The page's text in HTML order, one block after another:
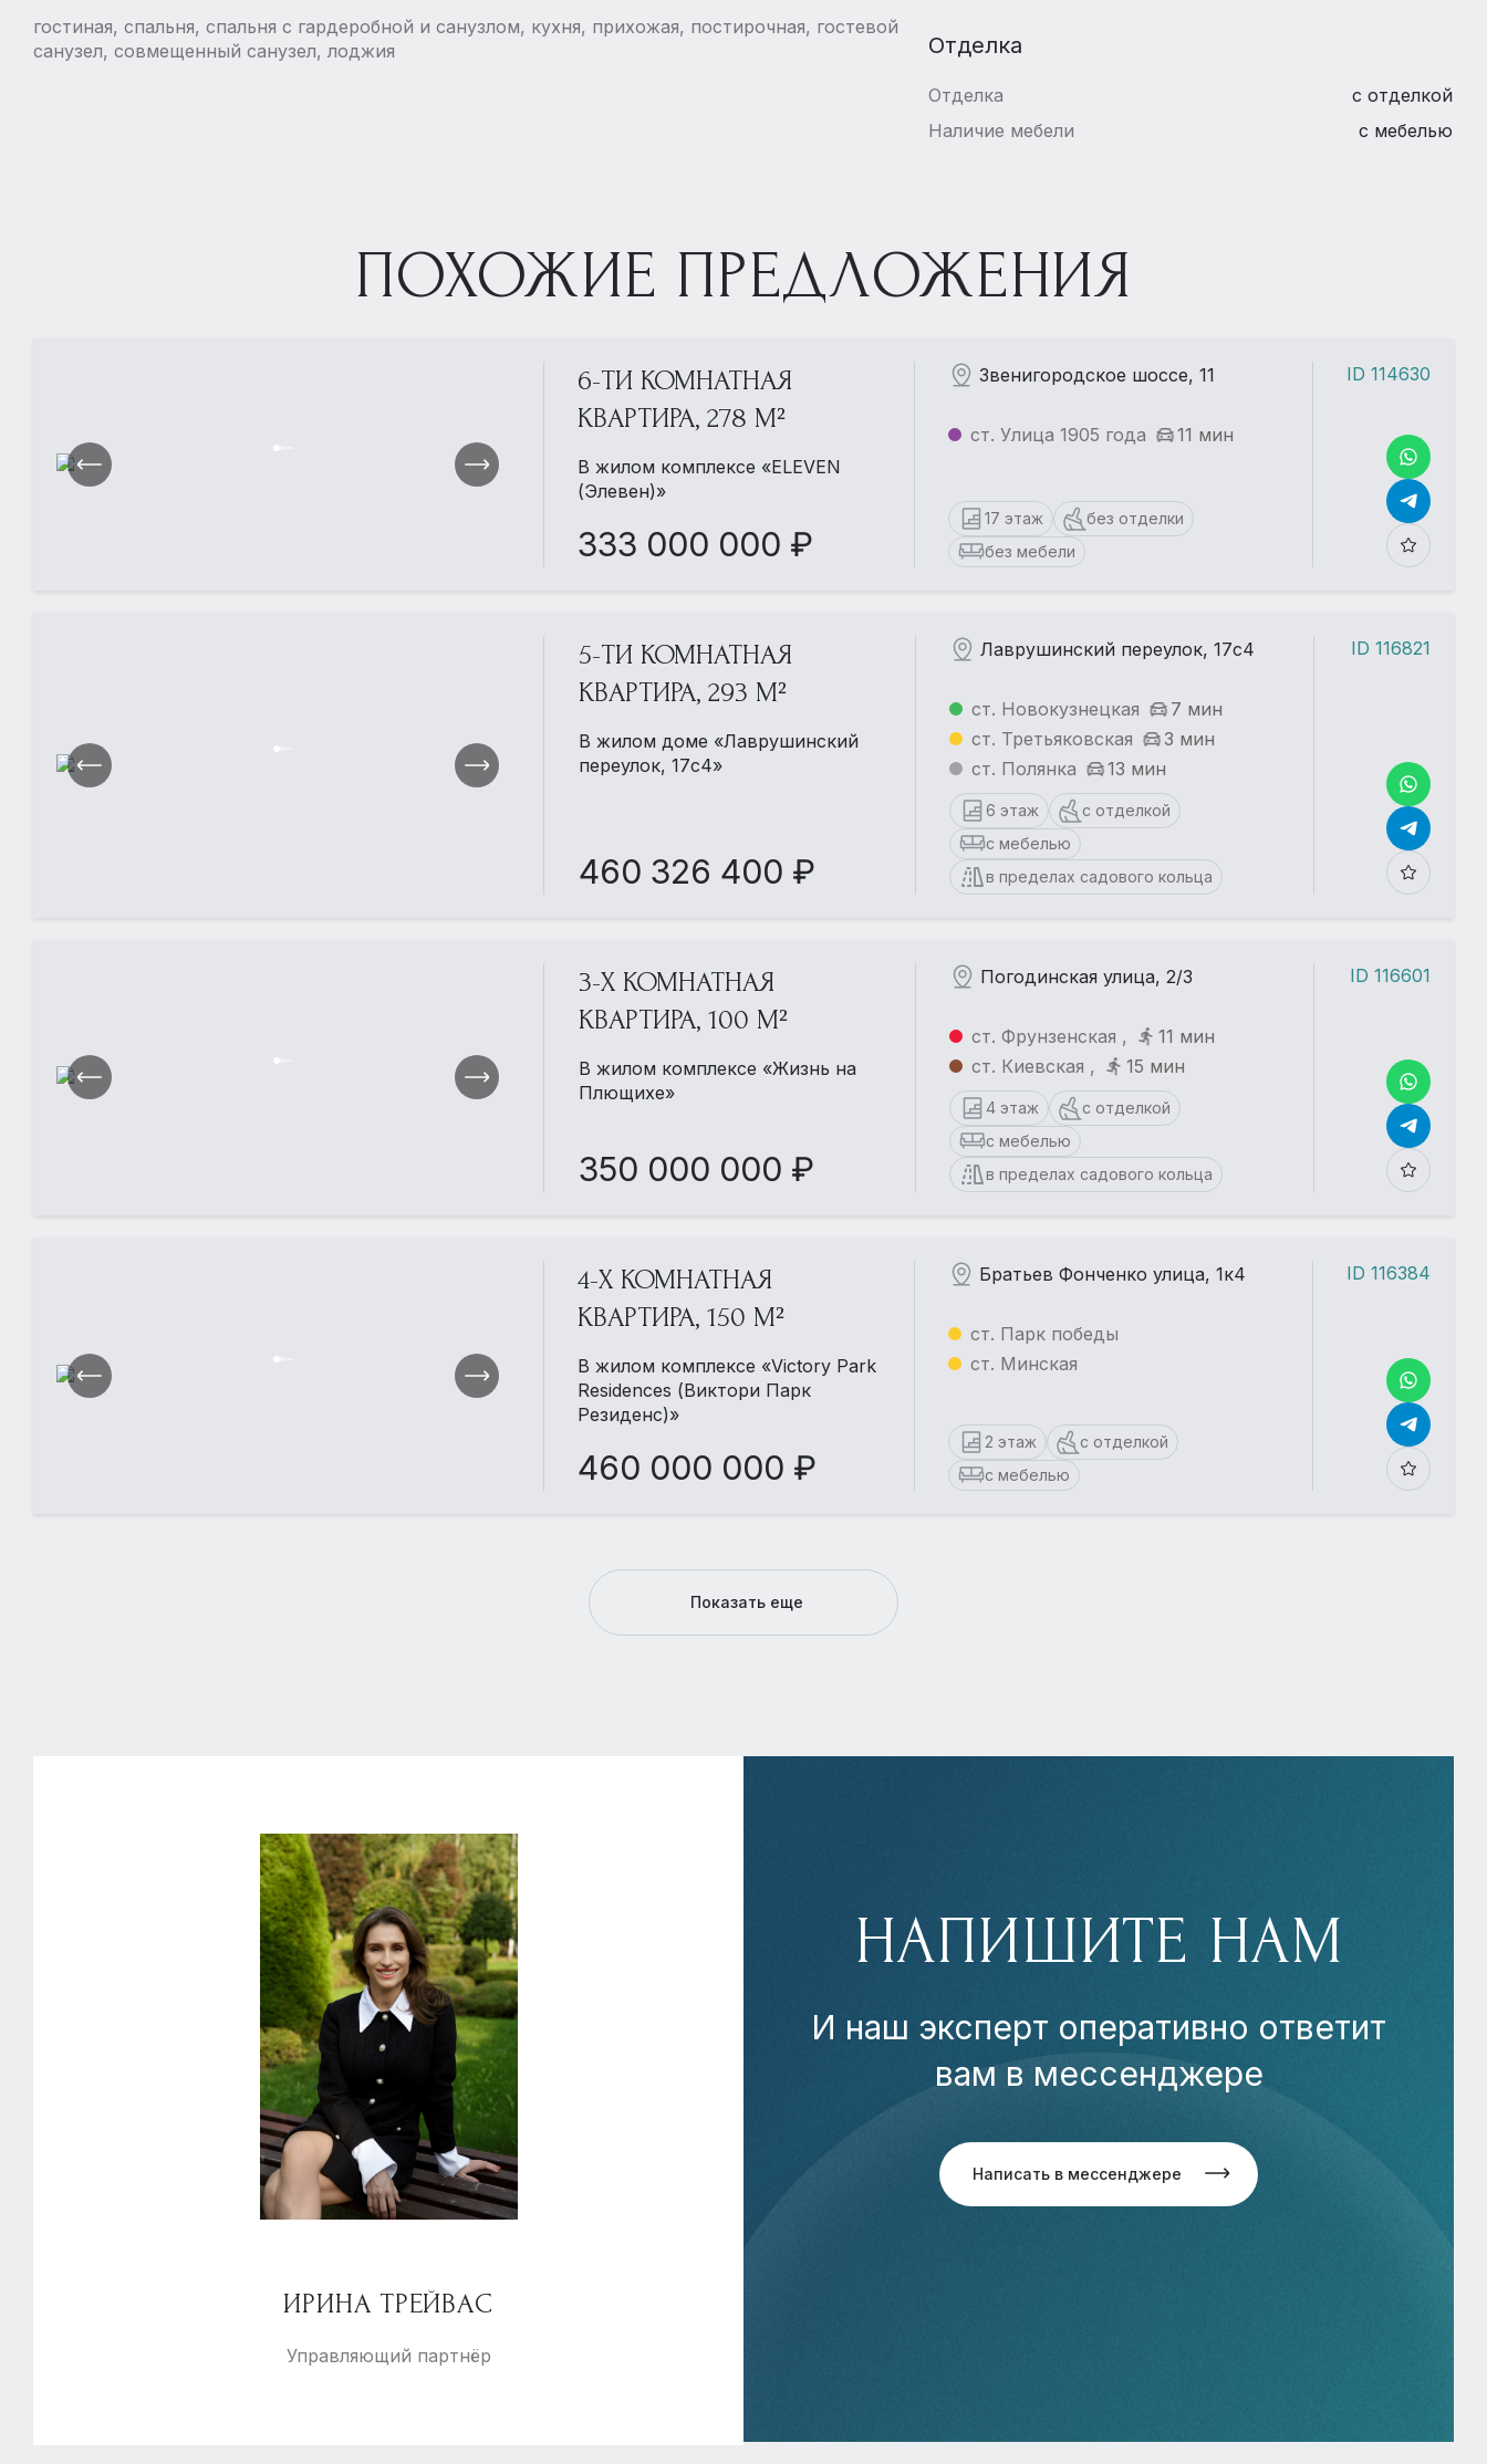
гостиная, спальня, спальня с гардеробной и санузлом, кухня, прихожая, постирочная, гостевой
санузел, совмещенный санузел, лоджия
Отделка
Отделка
с отделкой
Наличие мебели
с мебелью
ПОХОЖИЕ ПРЕДЛОЖЕНИЯ
6-ТИ КОМНАТНАЯ
КВАРТИРА, 278 М²
В жилом комплексе «ELEVEN
(Элевен)»
333 000 000 ₽
Звенигородское шоссе, 11
ст. Улица 1905 года 11 мин
17 этаж
без отделки
без мебели
ID 114630
5-ТИ КОМНАТНАЯ
КВАРТИРА, 293 М²
В жилом доме «Лаврушинский
переулок, 17с4»
460 326 400 ₽
Лаврушинский переулок, 17с4
ст. Новокузнецкая
7 мин
ст. Третьяковская
3 мин
ст. Полянка
13 мин
6 этаж
с отделкой
с мебелью
в пределах садового кольца
ID 116821
3-Х КОМНАТНАЯ
КВАРТИРА, 100 М²
В жилом комплексе «Жизнь на
Плющихе»
350 000 000 ₽
Погодинская улица, 2/3
ст. Фрунзенская ,
11 мин
ст. Киевская ,
15 мин
4 этаж
с отделкой
с мебелью
в пределах садового кольца
ID 116601
4-Х КОМНАТНАЯ
КВАРТИРА, 150 М²
В жилом комплексе «Victory Park
Residences (Виктори Парк
Резиденс)»
460 000 000 ₽
Братьев Фонченко улица, 1к4
ст. Парк победы
ст. Минская
2 этаж
с отделкой
с мебелью
ID 116384
Показать еще
ИРИНА ТРЕЙВАС
Управляющий партнёр
НАПИШИТЕ НАМ
И наш эксперт оперативно ответит
вам в мессенджере
Написать в мессенджере